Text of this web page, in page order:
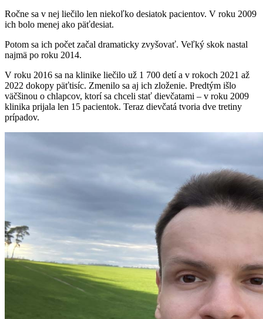
Ročne sa v nej liečilo len niekoľko desiatok pacientov. V roku 2009
ich bolo menej ako päťdesiat.
Potom sa ich počet začal dramaticky zvyšovať. Veľký skok nastal
najmä po roku 2014.
V roku 2016 sa na klinike liečilo už 1 700 detí a v rokoch 2021 až
2022 dokopy päťtisíc. Zmenilo sa aj ich zloženie. Predtým išlo
väčšinou o chlapcov, ktorí sa chceli stať dievčatami – v roku 2009
klinika prijala len 15 pacientok. Teraz dievčatá tvoria dve tretiny
prípadov.